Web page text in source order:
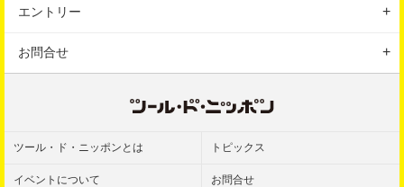
駐車場
保険
参加前のご案内
エントリー
エントリーの手続き
エントリーの注意事項
お問合せ
ツール・ド・ニッポンとは トピックス
イベントについて お問合せ